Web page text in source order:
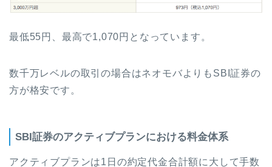
最低55円、最高で1,070円となっています。
数千万レベルの取引の場合はネオモバよりもSBI証券の
方が格安です。
SBI証券のアクティブプランにおける料金体系
アクティブプランは1日の約定代金合計額に大して手数